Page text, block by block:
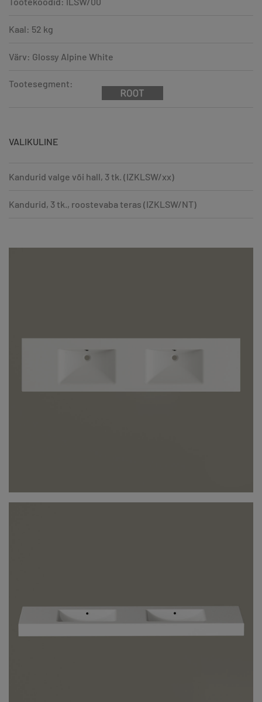
Kaal: 52 kg
Värv: Glossy Alpine White
Tootesegment:
VALIKULINE
Kandurid valge või hall, 3 tk. (IZKLSW/xx)
Kandurid, 3 tk., roostevaba teras (IZKLSW/NT)